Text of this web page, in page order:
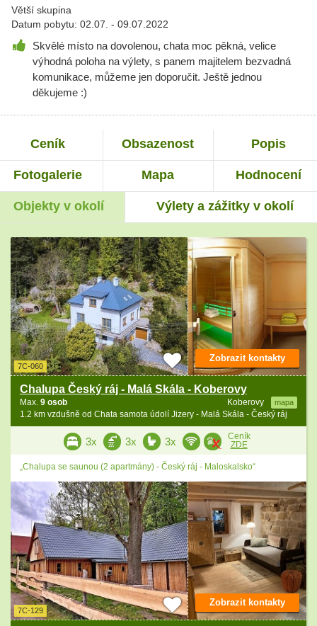
Větší skupina
Datum pobytu: 02.07. - 09.07.2022
Skvělé místo na dovolenou, chata moc pěkná, velice
výhodná poloha na výlety, s panem majitelem bezvadná
komunikace, můžeme jen doporučit. Ještě jednou
děkujeme :)
Ceník Obsazenost Popis
Fotogalerie Mapa Hodnocení
Objekty v okolí Výlety a zážitky v okolí
7C-060
Chalupa Český ráj - Malá Skála - Koberovy
Koberovy mapa
Max. 9 osob
1.2 km vzdušně od Chata samota údolí Jizery - Malá Skála - Český ráj
Zobrazit kontakty
3x 3x 3x
Ceník
ZDE
„Chalupa se saunou (2 apartmány) - Český ráj - Maloskalsko“
7C-129
Zobrazit kontakty